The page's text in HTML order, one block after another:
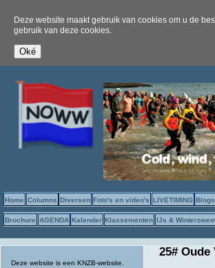
Deze website maakt gebruik van cookies om u de
gebruik van deze cookies.
Home Columns Diversen Foto's en video's LIVETIMING Blogs
Brochure AGENDA Kalender Klassementen IJs &
Deze website is een KNZB-website.
25# Oude